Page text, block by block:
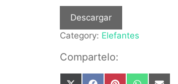
Descargar
Category: Elefantes
Compartelo: